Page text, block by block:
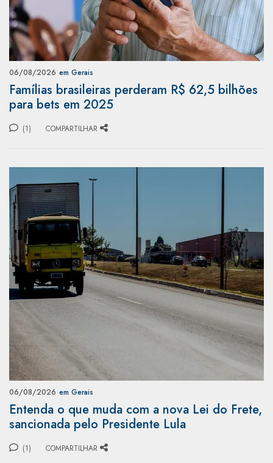
06/08/2026 em Gerais
Famílias brasileiras perderam R$ 62,5 bilhões
para bets em 2025
(1) COMPARTILHAR
06/08/2026 em Gerais
Entenda o que muda com a nova Lei do Frete,
sancionada pelo Presidente Lula
(1) COMPARTILHAR